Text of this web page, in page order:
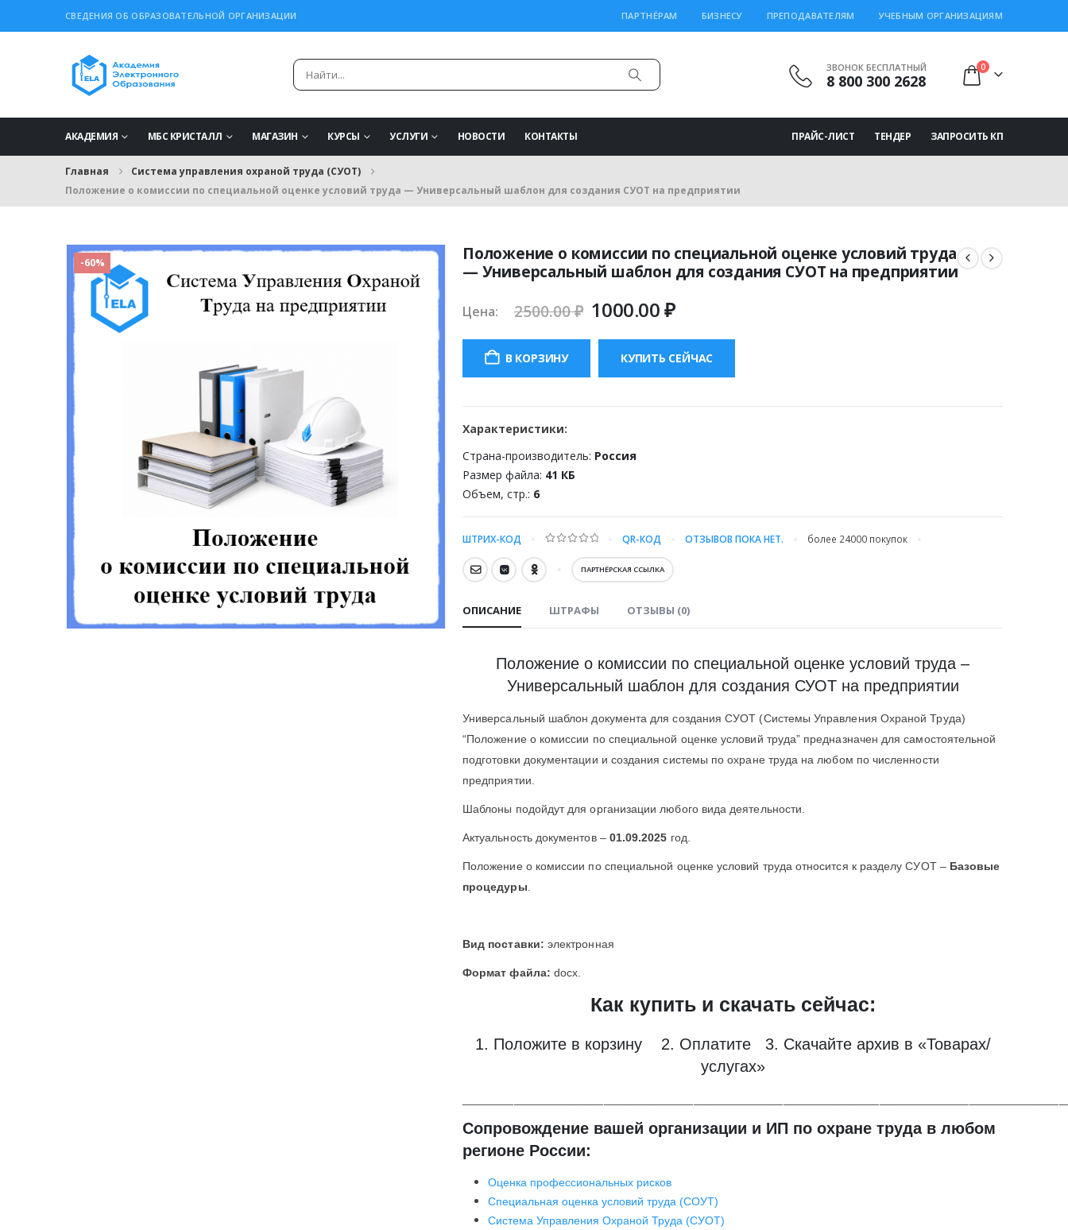
СВЕДЕНИЯ ОБ ОБРАЗОВАТЕЛЬНОЙ ОРГАНИЗАЦИИ ПАРТНЁРАМ БИЗНЕСУ ПРЕПОДАВАТЕЛЯМ УЧЕБНЫМ ОРГАНИЗАЦИЯМ
ЗВОНОК БЕСПЛАТНЫЙ
8 800 300 2628
0
АКАДЕМИЯ МБС КРИСТАЛЛ МАГАЗИН КУРСЫ УСЛУГИ НОВОСТИ КОНТАКТЫ ПРАЙС-ЛИСТ ТЕНДЕР ЗАПРОСИТЬ КП
Главная
Система управления охраной труда (СУОТ)
Положение о комиссии по специальной оценке условий труда — Универсальный шаблон для создания СУОТ на предприятии
-60%
Положение о комиссии по специальной оценке условий труда
— Универсальный шаблон для создания СУОТ на предприятии
Цена: 2500.00₽ Первоначальная
составляла
2500.00 ₽.
1000.00₽Текущая
1000.00 ₽.
В КОРЗИНУ КУПИТЬ СЕЙЧАС
Характеристики:
Страна-производитель: Россия
Размер файла: 41 КБ
Объем, стр.: 6
ШТРИХ-КОД QR-КОД ОТЗЫВОВ ПОКА НЕТ. более 24000покупок
ПАРТНЁРСКАЯ ССЫЛКА
ОПИСАНИЕ ШТРАФЫ ОТЗЫВЫ (0)
Положение о комиссии по специальной оценке условий труда –
Универсальный шаблон для создания СУОТ на предприятии
Универсальный шаблон документа для создания СУОТ (Системы Управления Охраной Труда)
“Положение о комиссии по специальной оценке условий труда” предназначен для самостоятельной
подготовки документации и создания системы по охране труда на любом по численности
предприятии.
Шаблоны подойдут для организации любого вида деятельности.
Актуальность документов – 01.09.2025 год.
Положение о комиссии по специальной оценке условий труда относится к разделу СУОТ – Базовые
процедуры
Вид поставки: электронная
Формат файла: docx.
Как купить и скачать сейчас:
1. Положите в корзину 2. Оплатите 3. Скачайте архив в «Товарах/
услугах»
Сопровождение вашей организации и ИП по охране труда в любом
регионе России:
Оценка профессиональных рисков
Специальная оценка условий труда (СОУТ)
Система Управления Охраной Труда (СУОТ)